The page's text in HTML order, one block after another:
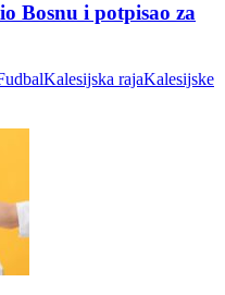
Bosnu i potpisao za
Kalesijska rajaKalesijske